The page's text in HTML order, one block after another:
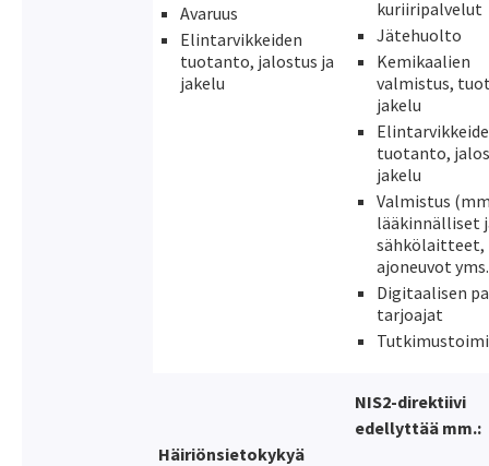
Avaruus
Elintarvikkeiden
tuotanto, jalostus ja
jakelu
kuriiripalvelut
Jätehuolto
Kemikaalien
valmistus,
jakelu
tuotanto,
jakelu
Valmistus
lääkinnälliset
sähkölaitteet,
ajoneuvot
Digitaalisen
tarjoajat
Häiriönsietokykyä
NIS2-direktiivi
edellyttää mm.: